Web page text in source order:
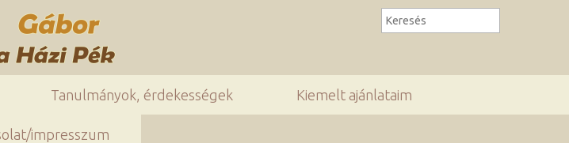
Tanulmányok, érdekességek Kiemelt ajánlataim
impresszum